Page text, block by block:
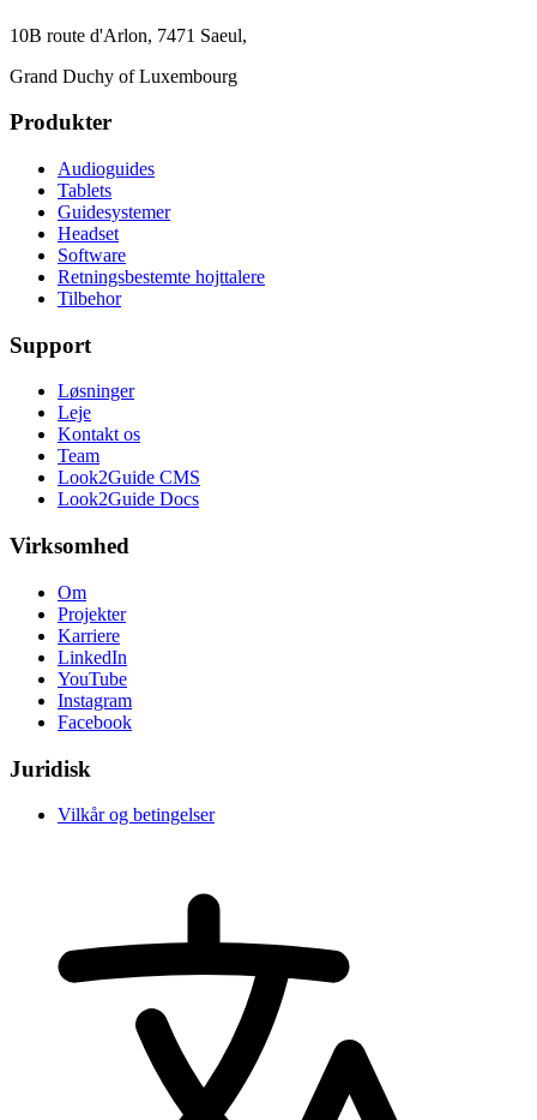
10B route d'Arlon, 7471 Saeul,
Grand Duchy of Luxembourg
Produkter
Audioguides
Tablets
Guidesystemer
Headset
Software
Retningsbestemte hojttalere
Tilbehor
Support
Løsninger
Leje
Kontakt os
Team
Look2Guide CMS
Look2Guide Docs
Virksomhed
Om
Projekter
Karriere
LinkedIn
YouTube
Instagram
Facebook
Juridisk
Vilkår og betingelser